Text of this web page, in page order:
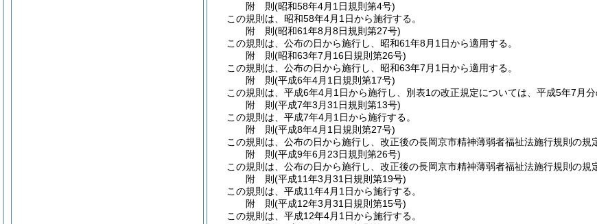
附 則(昭和58年4月1日規則第4号)
この規則は、昭和58年4月1日から施行する。
附 則(昭和61年8月8日規則第27号)
この規則は、公布の日から施行し、昭和61年8月1日から適用する。
附 則(昭和63年7月16日規則第26号)
この規則は、公布の日から施行し、昭和63年7月1日から適用する。
附 則(平成6年4月1日規則第17号)
この規則は、平成6年4月1日から施行し、別表1の改正規定については、平成5年7月分
附 則(平成7年3月31日規則第13号)
この規則は、平成7年4月1日から施行する。
附 則(平成8年4月1日規則第27号)
この規則は、公布の日から施行し、改正後の長岡京市精神薄弱者福祉法施行規則の規
附 則(平成9年6月23日規則第26号)
この規則は、公布の日から施行し、改正後の長岡京市精神薄弱者福祉法施行規則の規
附 則(平成11年3月31日規則第19号)
この規則は、平成11年4月1日から施行する。
附 則(平成12年3月31日規則第15号)
この規則は、平成12年4月1日から施行する。